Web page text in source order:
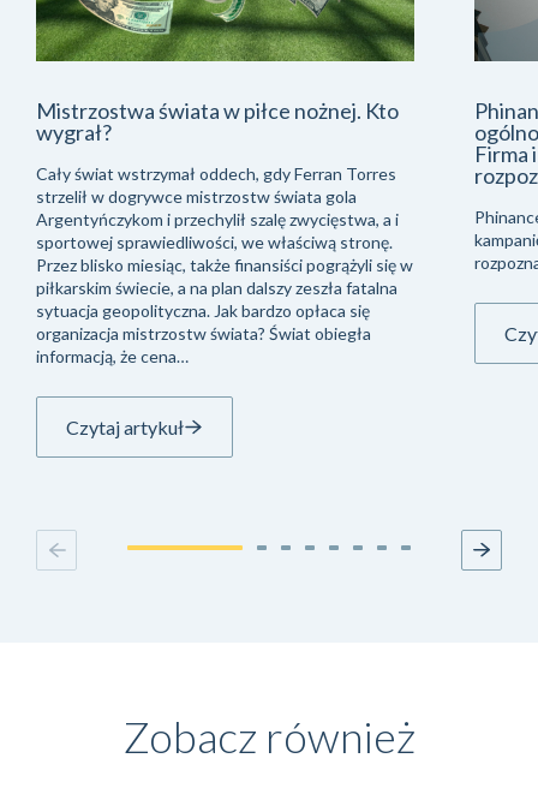
Mistrzostwa świata w piłce nożnej. Kto
wygrał?
Cały świat wstrzymał oddech, gdy Ferran Torres
strzelił w dogrywce mistrzostw świata gola
Argentyńczykom i przechylił szalę zwycięstwa, a i
sportowej sprawiedliwości, we właściwą stronę.
Przez blisko miesiąc, także finansiści pogrążyli się w
piłkarskim świecie, a na plan dalszy zeszła fatalna
sytuacja geopolityczna. Jak bardzo opłaca się
organizacja mistrzostw świata? Świat obiegła
informacją, że cena…
Czytaj artykuł
Firma
Zobacz również